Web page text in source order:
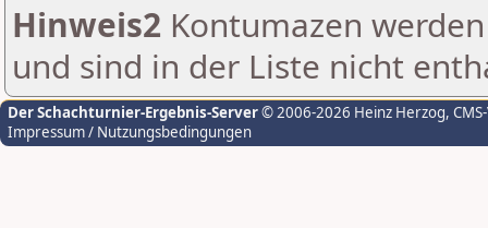
Hinweis2 Kontumazen
und sind in der Liste nicht
Der Schachturnier-Ergebnis-Server© 2006-2026 Heinz Herzog,
Impressum / Nutzungsbedingungen